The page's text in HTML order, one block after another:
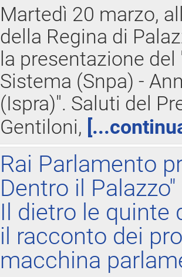
Martedì 20 marzo,
della Regina di
la presentazione
Sistema (Snpa) -
(Ispra)". Saluti del
Gentiloni,
Rai Parlamento
Dentro il Palazzo"
Il dietro le quinte
il racconto dei
macchina